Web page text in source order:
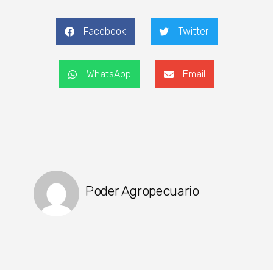
Facebook Twitter
WhatsApp Email
Poder Agropecuario